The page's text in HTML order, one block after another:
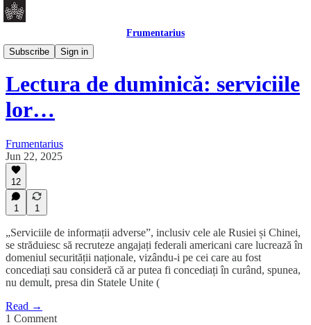
Frumentarius
Subscribe
Sign in
Daily Brief
Lectura de duminică: serviciile
lor…
Frumentarius
Jun 22, 2025
12
1 1
„Serviciile de informații adverse”, inclusiv cele ale Rusiei și Chinei,
se străduiesc să recruteze angajați federali americani care lucrează în
domeniul securității naționale, vizându-i pe cei care au fost
concediați sau consideră că ar putea fi concediați în curând, spunea,
nu demult, presa din Statele Unite (
Read →
1 Comment